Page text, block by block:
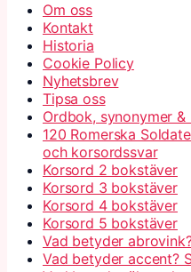
Om oss
Kontakt
Historia
Cookie Policy
Nyhetsbrev
Tipsa oss
Ordbok, synonymer
120 Romerska
och korsordssvar
Korsord 2 bokstäver
Korsord 3 bokstäver
Korsord 4 bokstäver
Korsord 5 bokstäver
Vad betyder
Vad betyder accent?